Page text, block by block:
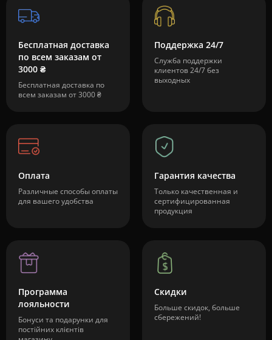
Бесплатная доставка
по всем заказам от
3000 ₴
Бесплатная доставка по
всем заказам от 3000 ₴
Поддержка 24/7
Служба поддержки
клиентов 24/7 без
выходных
Оплата
Различные способы оплаты
для вашего удобства
Гарантия качества
Только качественная и
сертифицированная
продукция
Программа
лояльности
Бонуси та подарунки для
постійних клієнтів
Скидки
Больше скидок, больше
сбережений!